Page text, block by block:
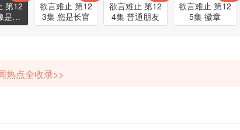
第12
是哪
欲言难止 第12
3集 您是长官
欲言难止 第12
4集 普通朋友
欲言难止 第12
5集 徽章
热点全收录>>